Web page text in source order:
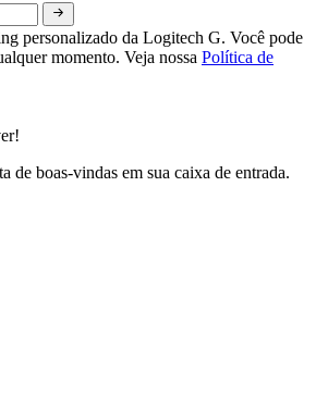
personalizado da Logitech G. Você pode
momento. Veja nossa Política de
de boas-vindas em sua caixa de entrada.